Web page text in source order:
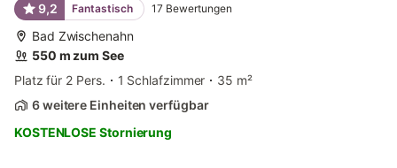
9,2 Fantastisch 17 Bewertungen
Bad Zwischenahn
550 m zum See
Platz für 2 Pers.
1 Schlafzimmer
35 m²
6 weitere Einheiten verfügbar
KOSTENLOSE Stornierung